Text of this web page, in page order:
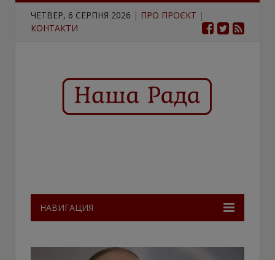
ЧЕТВЕР, 6 СЕРПНЯ 2026 | ПРО ПРОЄКТ |
КОНТАКТИ
НАВИГАЦИЯ